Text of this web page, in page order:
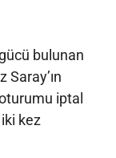
bulunan
Saray’ın
iptal
kez